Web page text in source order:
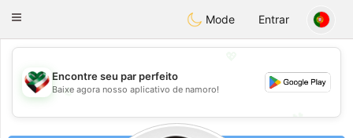
KuwaitChat
Toggle
Mode Entrar
💖
💕
💕
Encontre seu par perfeito
Baixe agora nosso aplicativo de namoro!